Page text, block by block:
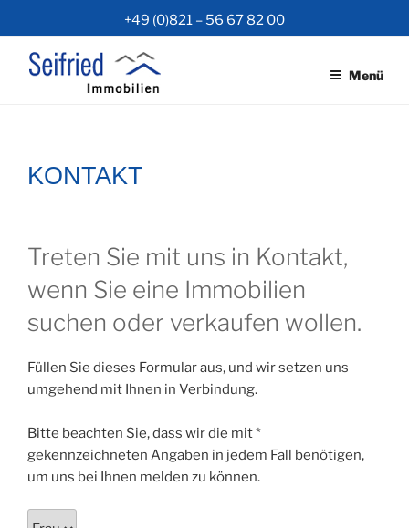
springen
+49 (0)821 – 56 67 82 00
Menü
KONTAKT
Treten Sie mit uns in Kontakt,
wenn Sie eine Immobilien
suchen oder verkaufen wollen.
Füllen Sie dieses Formular aus, und wir setzen uns
umgehend mit Ihnen in Verbindung.
Bitte beachten Sie, dass wir die mit *
gekennzeichneten Angaben in jedem Fall benötigen,
um uns bei Ihnen melden zu können.